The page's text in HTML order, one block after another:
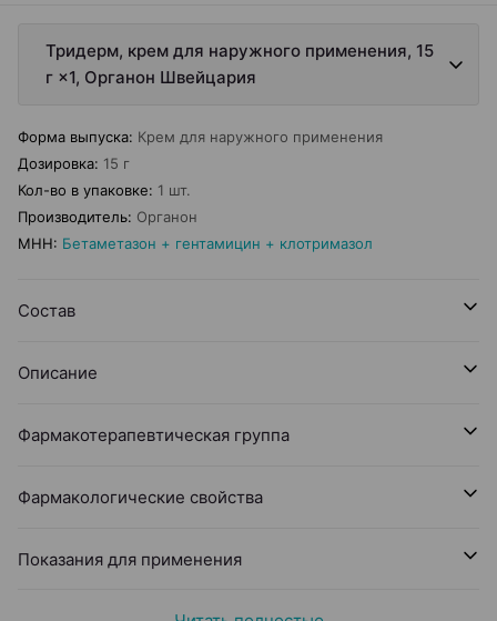
Тридерм, крем для наружного применения, 15
г ×1, Органон Швейцария
Форма выпуска: Крем для наружного применения
Дозировка: 15 г
Кол-во в упаковке: 1 шт.
Производитель: Органон
МНН: Бетаметазон + гентамицин + клотримазол
Состав
Описание
Фармакотерапевтическая группа
Фармакологические свойства
Показания для применения